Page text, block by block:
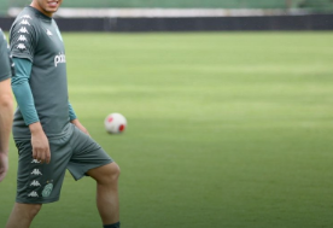
preparação
contra o Santos
fecha preparação para duelo contra o